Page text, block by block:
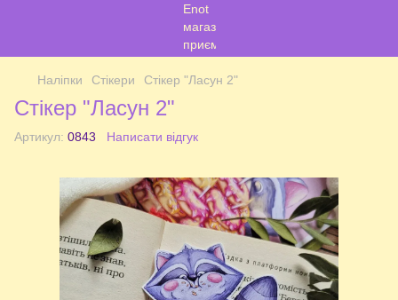
Наліпки Стікери Стікер "Ласун 2"
Стікер "Ласун 2"
Артикул: 0843 Написати відгук